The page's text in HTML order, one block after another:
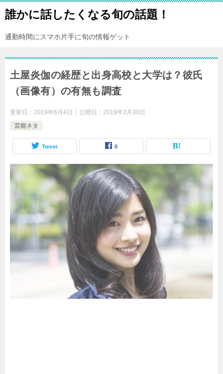
誰かに話したくなる旬の話題！
通勤時間にスマホ片手に旬の情報ゲット
土屋炎伽の経歴と出身高校と大学は？彼氏
（画像有）の有無も調査
更新日： 2019年6月4日 公開日： 2019年3月30日
芸能ネタ
Tweet 0